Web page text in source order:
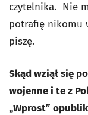
czytelnika. Nie
potrafię nikomu
piszę.
Skąd wziął się
wojenne i te z
„Wprost”